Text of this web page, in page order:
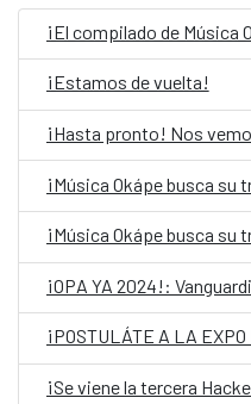
¡Estamos de vuelta!
¡Hasta pronto! Nos
¡Música Okápe busca su
¡Música Okápe busca su
¡POSTULÁTE A LA
¡Se viene la tercera